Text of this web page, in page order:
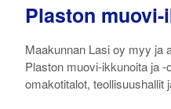
Plaston
Maakunnan Lasi oy myy ja
Plaston muovi-ikkunoita ja
omakotitalot, teollisuushallit